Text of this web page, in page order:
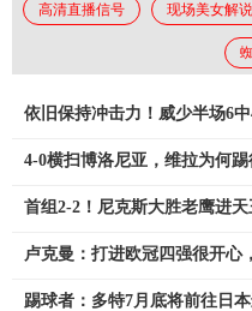
高清直播信号 现场美女解说
依旧保持冲击力！威少半场6
4-0横扫博洛尼亚，维拉为何踢
首组2-2！尼克斯大胜老鹰进
卢克曼：打进欧冠四强很开心
踢球者：多特7月底将前往日